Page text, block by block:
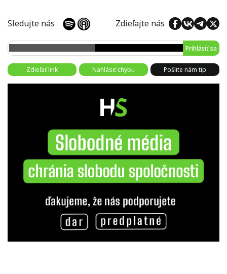
Sledujte nás Zdieľajte nás
Prihlásiť sa
Zdieľať link Nahlásiť chybu Pošlite nám tip